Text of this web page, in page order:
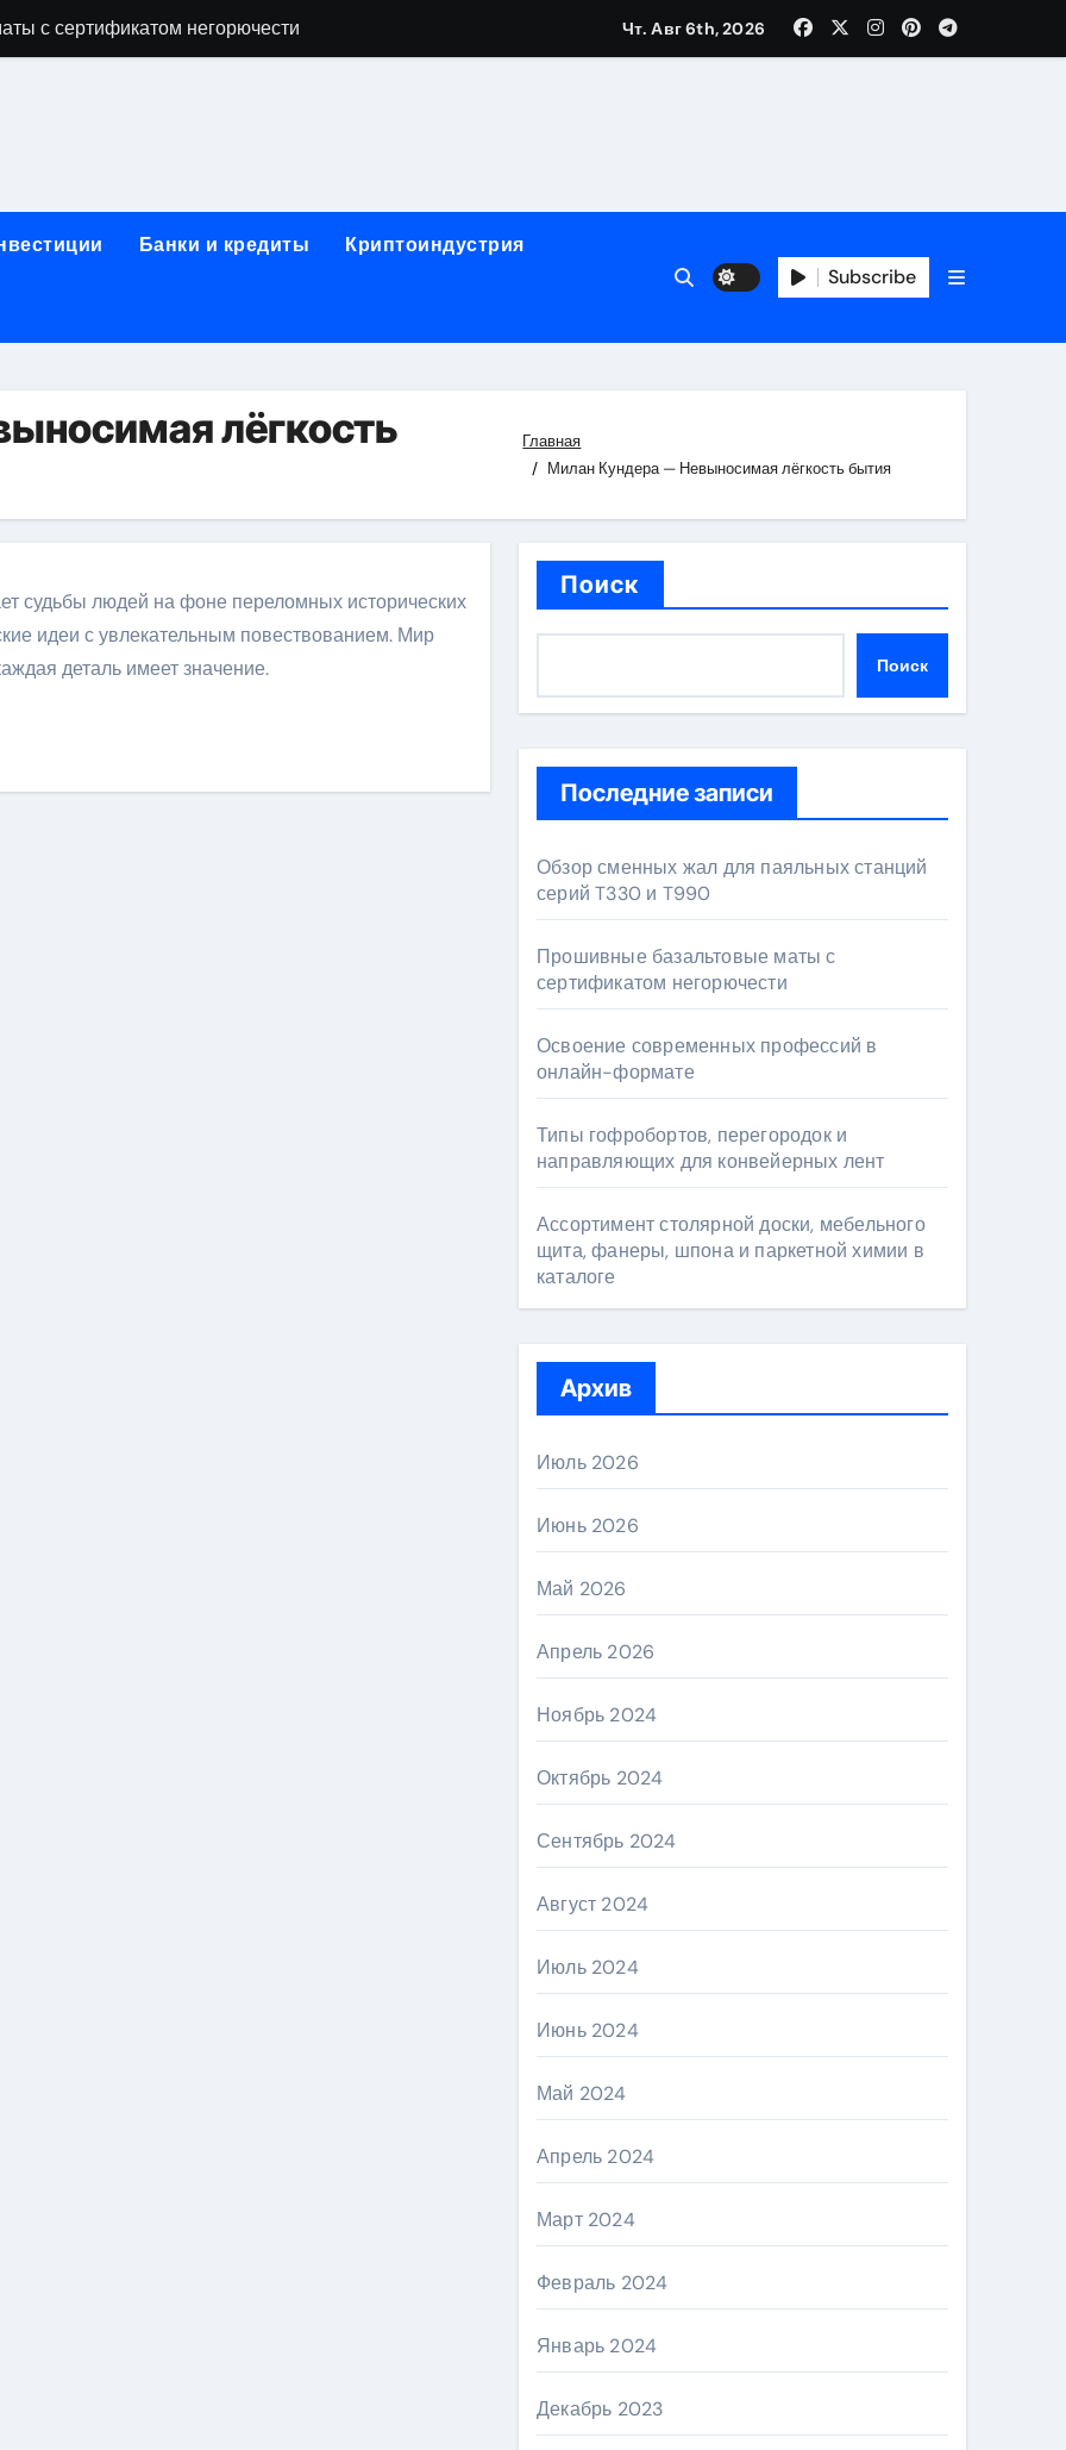
с сертификатом негорючести
и направляющих для конвейерных лент
лотков для хранения электронных компонентов
этапы строительства, проверка застройщика и сценарии оформления сделки
информация о сельскохозяйственных предприятиях
станций серий T330 и T990
Чт. Авг 6th, 2026
Банки и кредиты Криптоиндустрия
Subscribe
лёгкость
Главная
Милан Кундера — Невыносимая лёгкость бытия
судьбы людей на фоне переломных исторических
идеи с увлекательным повествованием. Мир
деталь имеет значение.
Поиск
Поиск
Последние записи
Обзор сменных жал для паяльных станций
серий T330 и T990
Прошивные базальтовые маты с
сертификатом негорючести
Освоение современных профессий в
онлайн-формате
Типы гофробортов, перегородок и
направляющих для конвейерных лент
Ассортимент столярной доски, мебельного
щита, фанеры, шпона и паркетной химии в
каталоге
Архив
Июль 2026
Июнь 2026
Май 2026
Апрель 2026
Ноябрь 2024
Октябрь 2024
Сентябрь 2024
Август 2024
Июль 2024
Июнь 2024
Май 2024
Апрель 2024
Март 2024
Февраль 2024
Январь 2024
Декабрь 2023